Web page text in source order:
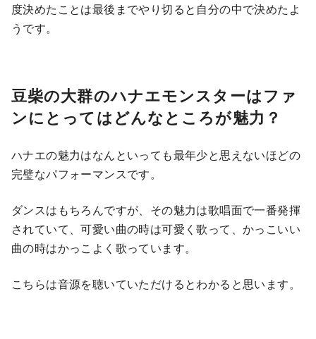
度決めたことは最後までやり切ると自分の中で決めたよ
うです。
豆柴の大群のハナエモンスターはファ
ンにとってはどんなところが魅力？
ハナエの魅力はなんといっても最年少と思えないほどの
完璧なパフォーマンスです。
ダンスはもちろんですが、その魅力は歌唱面で一番発揮
されていて、可愛い曲の時は可愛く歌って、かっこいい
曲の時はかっこよく歌っています。
こちらは音源を聴いていただけるとわかると思います。